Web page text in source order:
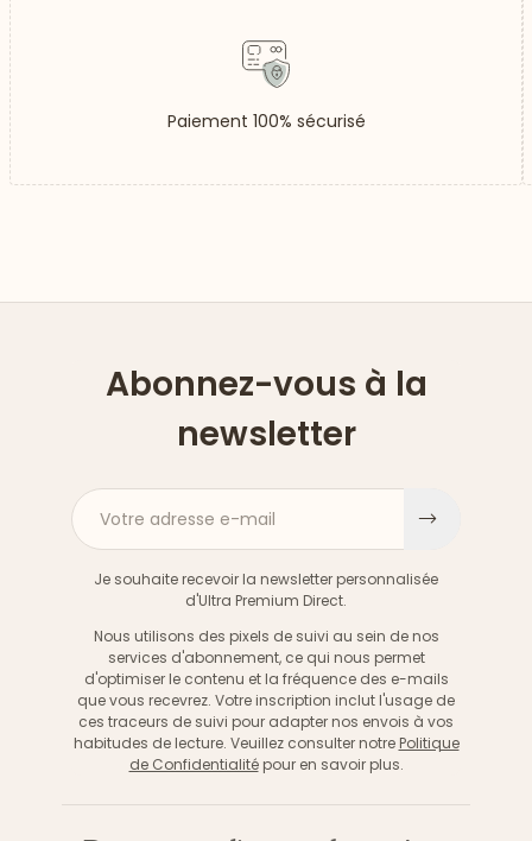
Paiement 100% sécurisé
Abonnez-vous à la
newsletter
Votre adresse e-mail
Je souhaite recevoir la newsletter personnalisée
d'Ultra Premium Direct.
Nous utilisons des pixels de suivi au sein de nos
services d'abonnement, ce qui nous permet
d'optimiser le contenu et la fréquence des e-mails
que vous recevrez. Votre inscription inclut l'usage de
ces traceurs de suivi pour adapter nos envois à vos
habitudes de lecture. Veuillez consulter notre Politique
de Confidentialitépour en savoir plus.